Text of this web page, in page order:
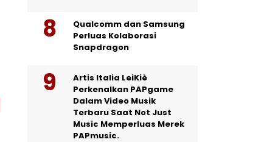
Qualcomm dan Samsung
Perluas Kolaborasi
Snapdragon
Artis Italia LeiKiè
Perkenalkan PAPgame
Dalam Video Musik
Terbaru Saat Not Just
Music Memperluas Merek
PAPmusic.